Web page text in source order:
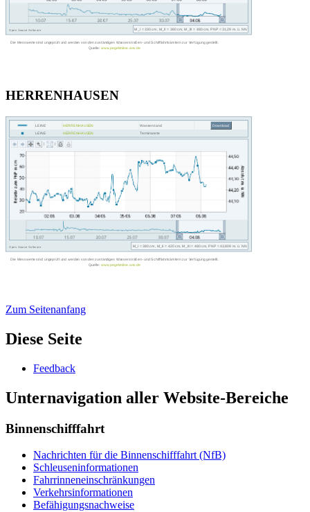
HERRENHAUSEN
Zum Seitenanfang
Diese Seite
Feed­back
Unternavigation aller Website-Bereiche
Binnenschifffahrt
Nach­rich­ten für die Bin­nen­schiff­fahrt (NfB)
Schleu­sen­in­for­ma­tio­nen
Fahr­rin­nen­ein­schrän­kun­gen
Ver­kehrs­in­for­ma­tio­nen
Be­fä­hi­gungs­nach­wei­se